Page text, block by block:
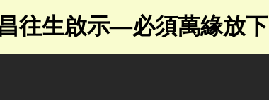
往生啟示—必須萬緣放下